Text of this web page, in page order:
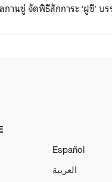
กานซู่ จัดพิธีสักการะ ‘ฝูซี’ บ
Español
العربية